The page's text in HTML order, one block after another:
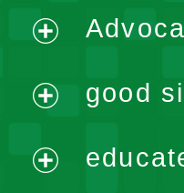
menu
menu
good